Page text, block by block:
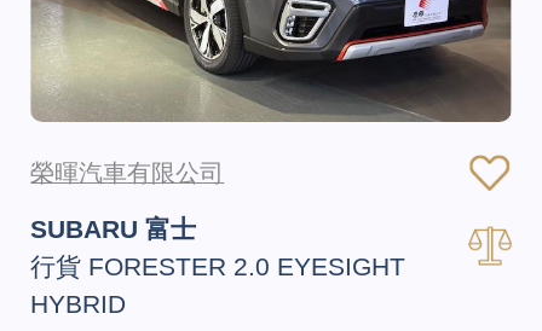
榮暉汽車有限公司
SUBARU 富士
行貨 FORESTER 2.0 EYESIGHT
HYBRID